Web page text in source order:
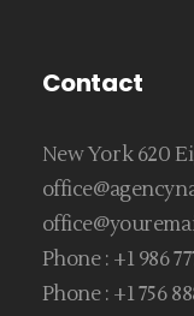
Contact
New York 620
Phone : +1 986
Phone : +1 756